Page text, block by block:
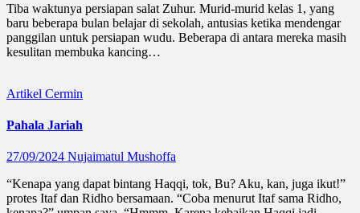
Tiba waktunya persiapan salat Zuhur. Murid-murid kelas 1, yang
baru beberapa bulan belajar di sekolah, antusias ketika mendengar
panggilan untuk persiapan wudu. Beberapa di antara mereka masih
kesulitan membuka kancing…
Artikel Cermin
Pahala Jariah
27/09/2024 Nujaimatul Mushoffa
“Kenapa yang dapat bintang Haqqi, tok, Bu? Aku, kan, juga ikut!”
protes Itaf dan Ridho bersamaan. “Coba menurut Itaf sama Ridho,